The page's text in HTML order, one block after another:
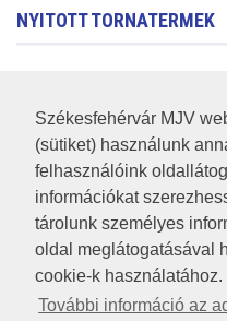
Székesfehérvár MJV
(sütiket) használunk
felhasználóink
információkat
tárolunk személyes
oldal meglátogatásával
cookie-k használatához.
További információ az
NYITOTT TORNATERMEK
RSS
A HONLAP 2017.03.31-I
JOGI NYILATKOZAT
IMPRESSZUM